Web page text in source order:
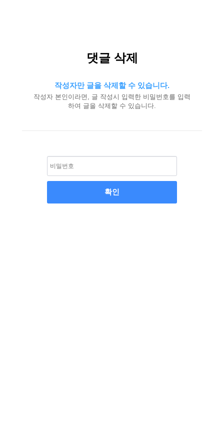
댓글 삭제
작성자만 글을 삭제할 수 있습니다.
작성자 본인이라면, 글 작성시 입력한 비밀번호를 입력
하여 글을 삭제할 수 있습니다.